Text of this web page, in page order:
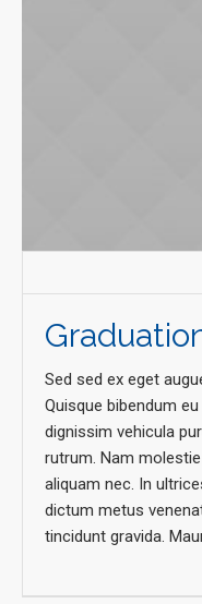
Sed sed ex eget
Quisque bibendum
dignissim vehicula
rutrum. Nam
aliquam nec. In
dictum metus
tincidunt gravida.